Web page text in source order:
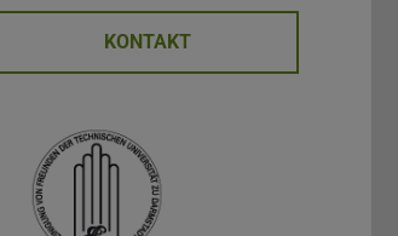
KONTAKT